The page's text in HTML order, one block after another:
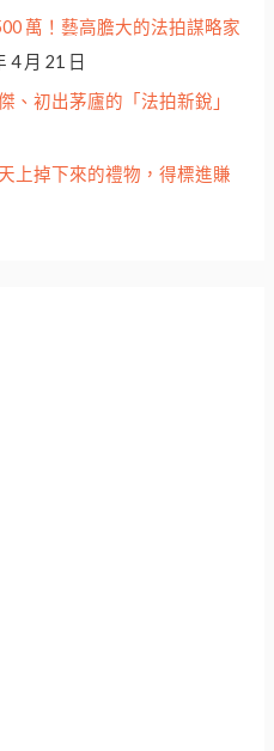
萬！藝高膽大的法拍謀略家
4 月 21 日
、初出茅廬的「法拍新銳」
上掉下來的禮物，得標進賺